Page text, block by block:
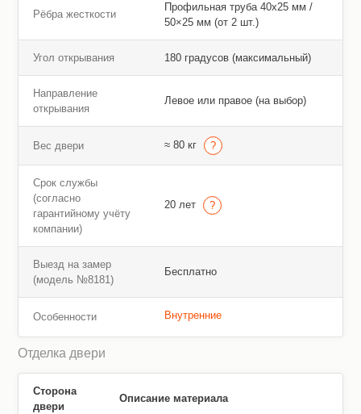
Рёбра жесткости
Профильная труба 40х25 мм /
50×25 мм (от 2 шт.)
Угол открывания 180 градусов (максимальный)
Направление
открывания
Левое или правое (на выбор)
Вес двери ≈ 80 кг
Срок службы
(согласно
гарантийному учёту
компании)
20 лет
Выезд на замер
(модель №8181)
Бесплатно
Особенности Внутренние
Отделка двери
Сторона
двери
Описание материала